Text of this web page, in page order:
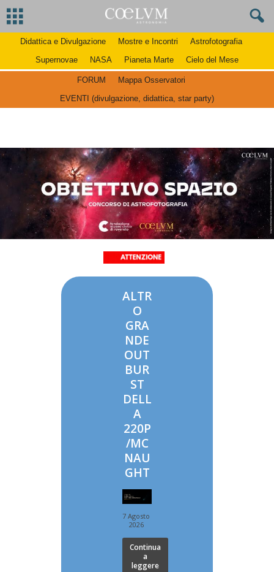
Didattica e Divulgazione Mostre e Incontri
Astrofotografia
Supernovae
NASA Pianeta Marte Cielo del Mese
FORUM
Mappa Osservatori
EVENTI (divulgazione, didattica, star party)
ALTR
O
GRA
NDE
OUT
BUR
ST
DELL
A
220P
/MC
NAU
GHT
7 Agosto
2026
Continua
a
leggere